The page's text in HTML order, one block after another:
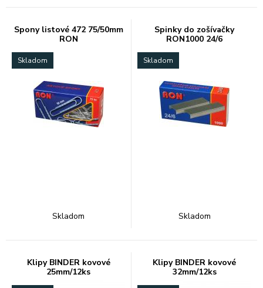
Spony listové 472 75/50mm
RON
Skladom
Skladom
Spinky do zošívačky
RON1000 24/6
Skladom
Skladom
Klipy BINDER kovové
25mm/12ks
Klipy BINDER kovové
32mm/12ks